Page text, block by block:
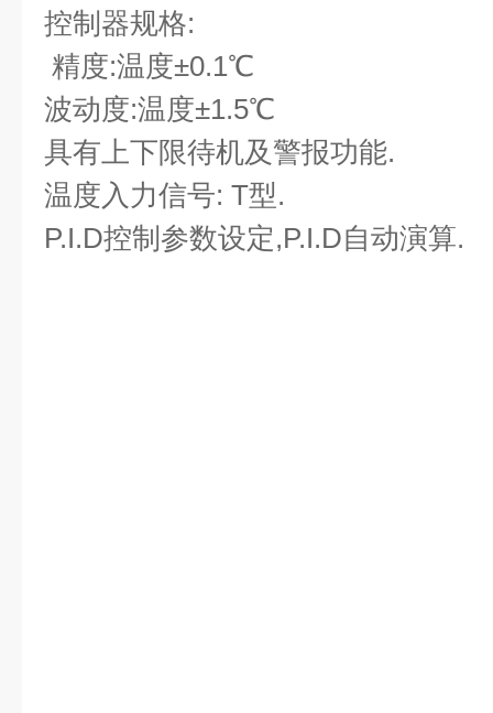
控制器规格:
精度:温度±0.1℃
波动度:温度±1.5℃
具有上下限待机及警报功能.
温度入力信号: T型.
P.I.D控制参数设定,P.I.D自动演算.